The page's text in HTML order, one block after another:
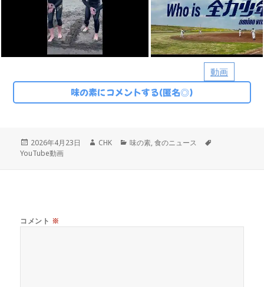
動画
味の素にコメントする(匿名◎)
投
稿
2026年4月23日
作
CHK
カ
味の素,食のニュース
YouTube動画
コメント ※